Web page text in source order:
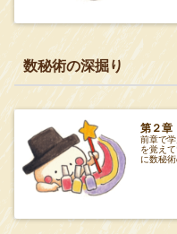
数秘術の深掘り
第２章
前章で
を覚え
に数秘